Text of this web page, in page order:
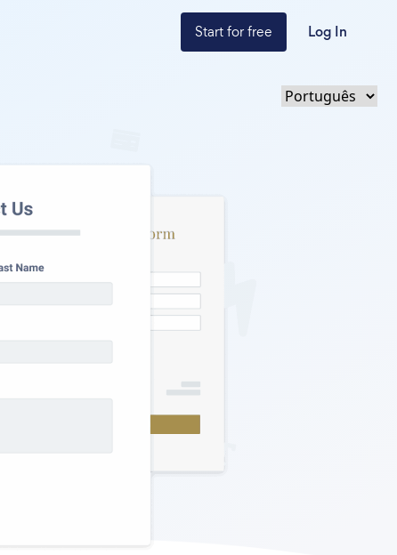
Start for free Log In